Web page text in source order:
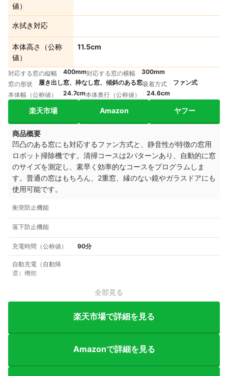
値）
水拭き対応
本体高さ（公称
値）
11.5cm
対応する窓の縦幅 400mm対応する窓の横幅
300mm
窓の形状
履き出し窓、枠なし窓、傾斜のある窓吸着方式
ファン式
本体幅（公称値）
24.7cm本体奥行（公称値） 24.6cm
楽天市場 Amazon ヤフー
商品概要
凹凸のある窓にも対応するファン方式と、静音性が特徴の窓用
ロボット掃除機です。清掃コースは2パターンあり、自動的に窓
のサイズを測定し、素早く効率的なコースをプログラムしま
す。普通の窓はもちろん、2重窓、縁のない鏡やガラスドアにも
使用可能です。
衝突防止機能
落下防止機能
充電時間（公称値） 90分
自動充電（自動帰
還）機能
全部見る
楽天市場で詳細を見る
Amazonで詳細を見る